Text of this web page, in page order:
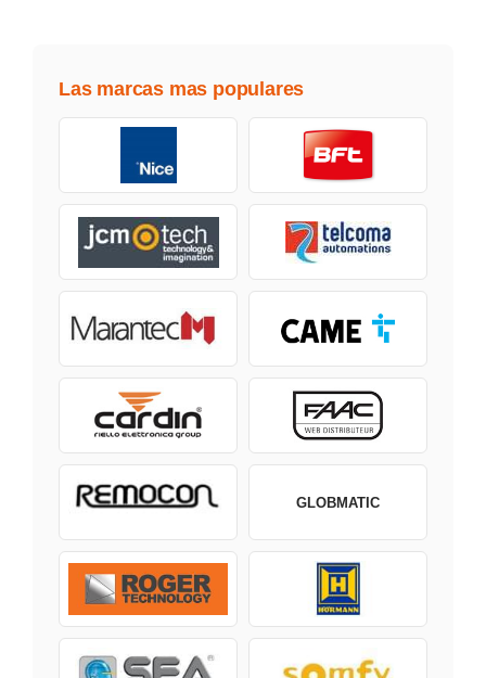
Las marcas mas populares
GLOBMATIC